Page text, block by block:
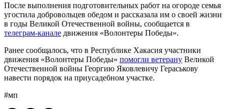
После выполнения подготовительных работ на огороде семья
угостила добровольцев обедом и рассказала им о своей жизни
в годы Великой Отечественной войны, сообщается в
телеграм-канале движения «Волонтеры Победы».
Ранее сообщалось, что в Республике Хакасия участники
движения «Волонтеры Победы» помогли ветерану Великой
Отечественной войны Георгию Яковлевичу Гераськову
навести порядок на приусадебном участке.
#мп